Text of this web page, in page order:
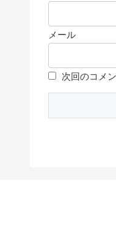
メール
次回のコメ